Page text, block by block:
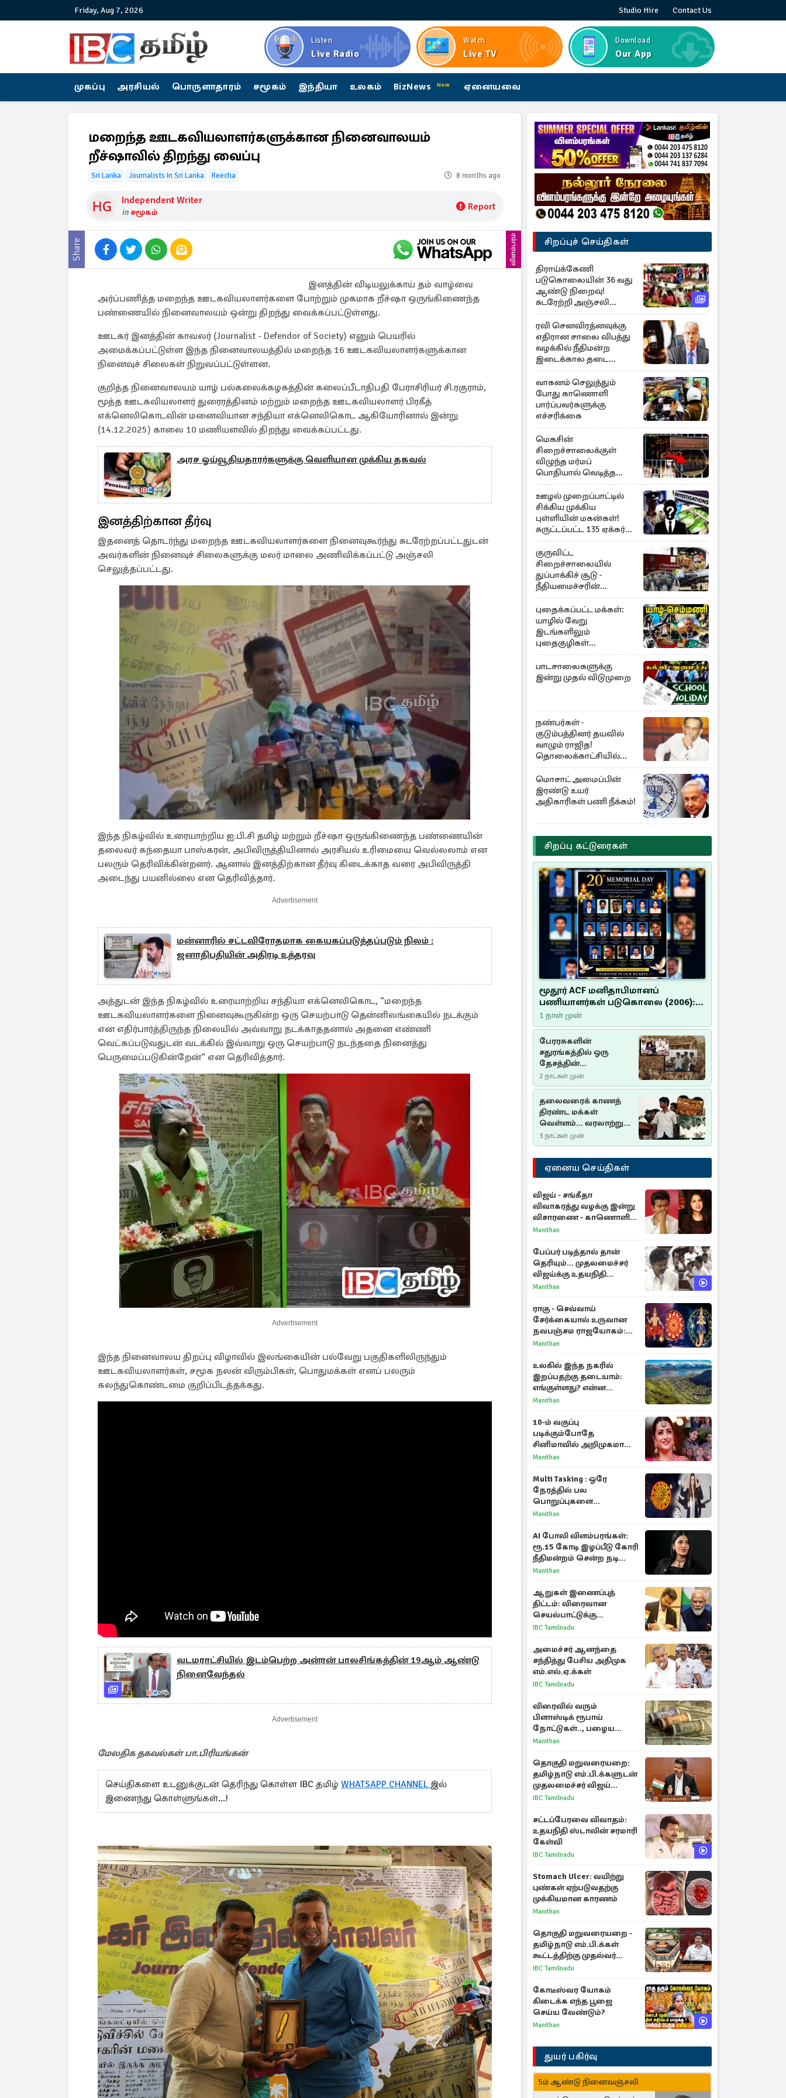
Friday, Aug 7, 2026 Studio Hire Contact Us
Listen
Live Radio
Watch
Live TV
Download
Our App
முகப்பு அரசியல் பொருளாதாரம் சமூகம் இந்தியா உலகம் BizNews New ஏனையவை
மறைந்த ஊடகவியலாளர்களுக்கான நினைவாலயம்
றீச்ஷாவில் திறந்து வைப்பு
Sri Lanka Journalists In Sri Lanka Reecha 8 months ago
Independent Writer
in சமூகம் Report
Share விளம்பரம்
இனத்தின் விடியலுக்காய் தம் வாழ்வை
அர்ப்பணித்த மறைந்த ஊடகவியலாளர்களை போற்றும் முகமாக றீச்ஷா ஒருங்கிணைந்த
பண்ணையில் நினைவாலயம் ஒன்று திறந்து வைக்கப்பட்டுள்ளது.
ஊடகர் இனத்தின் காவலர் (Journalist - Defendor of Society) எனும் பெயரில்
அமைக்கப்பட்டுள்ள இந்த நினைவாலயத்தில் மறைந்த 16 ஊடகவியலாளர்களுக்கான
நினைவுச் சிலைகள் நிறுவப்பட்டுள்ளன.
குறித்த நினைவாலயம் யாழ் பல்கலைக்கழகத்தின் கலைப்பீடாதிபதி பேராசிரியர் சி.ரகுராம்,
மூத்த ஊடகவியலாளர் துரைரத்தினம் மற்றும் மறைந்த ஊடகவியலாளர் பிரகீத்
எக்னெலிகொடவின் மனைவியான சந்தியா எக்னெலிகொட ஆகியோரினால் இன்று
(14.12.2025) காலை 10 மணியளவில் திறந்து வைக்கப்பட்டது.
அரச ஓய்வூதியதாரர்களுக்கு வெளியான முக்கிய தகவல்
இனத்திற்கான தீர்வு
இதனைத் தொடர்ந்து மறைந்த ஊடகவியலாளர்களை நினைவுகூர்ந்து சுடரேற்றப்பட்டதுடன்
அவர்களின் நினைவுச் சிலைகளுக்கு மலர் மாலை அணிவிக்கப்பட்டு அஞ்சலி
செலுத்தப்பட்டது.
இந்த நிகழ்வில் உரையாற்றிய ஐ.பி.சி தமிழ் மற்றும் றீச்ஷா ஒருங்கிணைந்த பண்ணையின்
தலைவர் கந்தையா பாஸ்கரன், அபிவிருத்தியினால் அரசியல் உரிமையை வெல்லலாம் என
பலரும் தெரிவிக்கின்றனர். ஆனால் இனத்திற்கான தீர்வு கிடைக்காத வரை அபிவிருத்தி
அடைந்து பயனில்லை என தெரிவித்தார்.
Advertisement
மன்னாரில் சட்டவிரோதமாக கையகப்படுத்தப்படும் நிலம் :
ஜனாதிபதியின் அதிரடி உத்தரவு
அத்துடன் இந்த நிகழ்வில் உரையாற்றிய சந்தியா எக்னெலிகொட, “மறைந்த
ஊடகவியலாளர்களை நினைவுகூருகின்ற ஒரு செயற்பாடு தென்னிலங்கையில் நடக்கும்
என எதிர்பார்த்திருந்த நிலையில் அவ்வாறு நடக்காததனால் அதனை எண்ணி
வெட்கப்படுவதுடன் வடக்கில் இவ்வாறு ஒரு செயற்பாடு நடந்ததை நினைத்து
பெருமைப்படுகின்றேன்“ என தெரிவித்தார்.
Advertisement
இந்த நினைவாலய திறப்பு விழாவில் இலங்கையின் பல்வேறு பகுதிகளிலிருந்தும்
ஊடகவியலாளர்கள், சமூக நலன் விரும்பிகள், பொதுமக்கள் எனப் பலரும்
கலந்துகொண்டமை குறிப்பிடத்தக்கது.
வடமராட்சியில் இடம்பெற்ற அன்ரன் பாலசிங்கத்தின் 19ஆம் ஆண்டு
நினைவேந்தல்
Advertisement
மேலதிக தகவல்கள் பா.பிரியங்கன்
செய்திகளை உடனுக்குடன் தெரிந்து கொள்ள IBC தமிழ் WHATSAPP CHANNEL இல்
இணைந்து கொள்ளுங்கள்...!
சிறப்புச் செய்திகள்
திராய்க்கேணி
படுகொலையின் 36 வது
ஆண்டு நிறைவு!
சுடரேற்றி அஞ்சலி
செலுத்திய மக்கள்
ரவி செனவிரத்னவுக்கு
எதிரான சாலை விபத்து
வழக்கில் நீதிமன்ற
இடைக்கால தடை
உத்தரவு!
வாகனம் செலுத்தும்
போது காணொளி
பார்ப்பவர்களுக்கு
எச்சரிக்கை
மெகசின்
சிறைச்சாலைக்குள்
விழுந்த மர்மப்
பொதியால் வெடித்த
மோதல் - ஒருவர் பலி :
பலர் காயம்
ஊழல் முறைப்பாட்டில்
சிக்கிய முக்கிய
புள்ளியின் மகன்கள்!
சுருட்டப்பட்ட 135 ஏக்கர்
தேயிலைத் தோட்டம்
குருவிட்ட
சிறைச்சாலையில்
துப்பாக்கிச் சூடு -
நீதியமைச்சரின்
அறிவிப்பு
புதைக்கப்பட்ட மக்கள்:
யாழில் வேறு
இடங்களிலும்
புதைகுழிகள்
இருக்கலாம்..!
எழுமாற்றாக அகழ்வு
பாடசாலைகளுக்கு
இன்று முதல் விடுமுறை
நண்பர்கள் -
குடும்பத்தினர் தயவில்
வாழும் ராஜித!
தொலைக்காட்சியில்
குமுறல்
மொசாட் அமைப்பின்
இரண்டு உயர்
அதிகாரிகள் பணி நீக்கம்!
சிறப்பு கட்டுரைகள்
மூதூர் ACF மனிதாபிமானப்
பணியாளர்கள் படுகொலை (2006):
20 ஆண்டுகளாகியும் நீதி
மறுக்கப்பட்ட மனிதாபிமானப்
பேரவலம்
1 நாள் முன்
பேரரசுகளின்
சதுரங்கத்தில் ஒரு
தேசத்தின்
தீர்க்கதரிசனம் :
சுதுமலை பிரகடனம்
ஒரு வரலாற்றுப் பாடம்
2 நாட்கள் முன்
தலைவரைக் காணத்
திரண்ட மக்கள்
வெள்ளம்... வரலாற்றுச்
சிறப்புமிக்க சுதுமலைப்
பிரகடனம்…
3 நாட்கள் முன்
ஏனைய செய்திகள்
விஜய் - சங்கீதா
விவாகரத்து வழக்கு இன்று
விசாரணை - காணொளி
மூலம் ஆஜராக வாய்ப்பு
Manithan
பேப்பர் படித்தால் தான்
தெரியும்... முதலமைச்சர்
விஜய்க்கு உதயநிதி
ஸ்டாலின் பதிலடி
Manithan
ராகு - செவ்வாய்
சேர்க்கையால் உருவான
நவபஞ்சம ராஜயோகம்:
அதிர்ஷ்டம் பெறும் 3
Manithan
உலகில் இந்த நகரில்
இறப்பதற்கு தடையாம்:
எங்குள்ளது? என்ன
காரணம் தெரியுமா?
Manithan
10-ம் வகுப்பு
படிக்கும்போதே
சினிமாவில் அறிமுகமான
த்ரிஷா! உண்மையை
காந்தி
Manithan
Multi Tasking : ஒரே
நேரத்தில் பல
பொறுப்புகளை
கையாளும் டாப் 3 ராசிகள்!
Manithan
AI போலி விளம்பரங்கள்:
ரூ.15 கோடி இழப்பீடு கோரி
நீதிமன்றம் சென்ற நடிகை
ஸ்ருதி ஹாசன்!
Manithan
ஆறுகள் இணைப்புத்
திட்டம்: விரைவான
செயல்பாட்டுக்கு
பிரதமருக்கு முதலமைச்சர்
IBC Tamilnadu
அமைச்சர் ஆனந்தை
சந்தித்து பேசிய அதிமுக
எம்.எல்.ஏ.க்கள்
IBC Tamilnadu
விரைவில் வரும்
பிளாஸ்டிக் ரூபாய்
நோட்டுகள்.., பழைய
காகித நோட்டுகள்
Manithan
தொகுதி மறுவரையறை:
தமிழ்நாடு எம்.பி.க்களுடன்
முதலமைச்சர் விஜய்
ஆலோசனை
IBC Tamilnadu
சட்டப்பேரவை விவாதம்:
உதயநிதி ஸ்டாலின் சரமாரி
கேள்வி
IBC Tamilnadu
Stomach Ulcer: வயிற்று
புண்கள் ஏற்படுவதற்கு
முக்கியமான காரணம்
Manithan
தொகுதி மறுவரையறை -
தமிழ்நாடு எம்.பி.க்கள்
கூட்டத்திற்கு முதல்வர்
விஜய் அழைப்பு
IBC Tamilnadu
கோடீஸ்வர யோகம்
கிடைக்க எந்த பூஜை
செய்ய வேண்டும்?
Manithan
துயர் பகிர்வு
5ம் ஆண்டு நினைவஞ்சலி